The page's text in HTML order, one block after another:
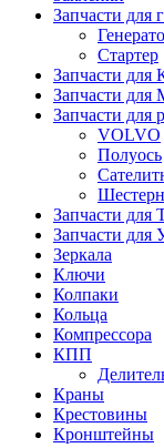
Запчасти для
Стартер
Запчасти
Запчасти
Запчасти для
VOLVO
Полуось
Запчасти
Запчасти для
Зеркала
Ключи
Колпаки
Кольца
Компрессора
КПП
Краны
Крестовины
Кронштейны